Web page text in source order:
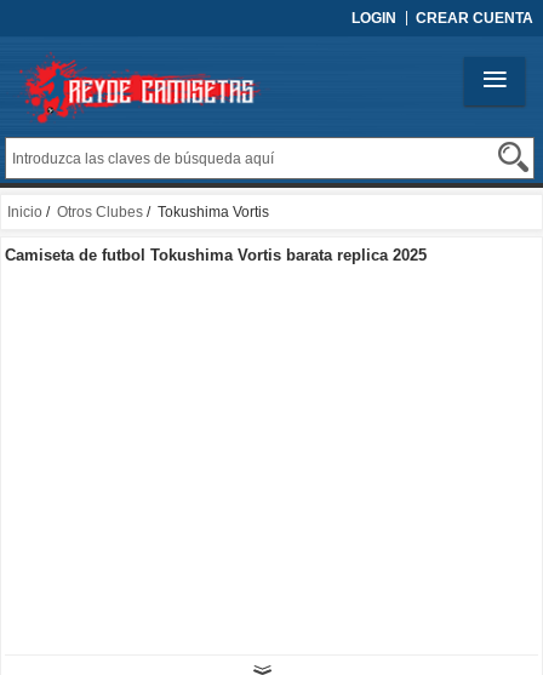
LOGIN CREAR CUENTA
Inicio / Otros Clubes / Tokushima Vortis
Camiseta de futbol Tokushima Vortis barata replica 2025